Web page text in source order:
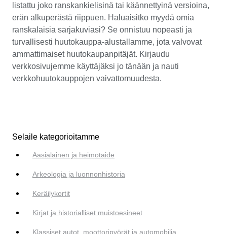
listattu joko ranskankielisinä tai käännettyinä versioina,
erän alkuperästä riippuen. Haluaisitko myydä omia
ranskalaisia sarjakuviasi? Se onnistuu nopeasti ja
turvallisesti huutokauppa-alustallamme, jota valvovat
ammattimaiset huutokaupanpitäjät. Kirjaudu
verkkosivujemme käyttäjäksi jo tänään ja nauti
verkkohuutokauppojen vaivattomuudesta.
Selaile kategorioitamme
Aasialainen ja heimotaide
Arkeologia ja luonnonhistoria
Keräilykortit
Kirjat ja historialliset muistoesineet
Klassiset autot, moottoripyörät ja automobilia